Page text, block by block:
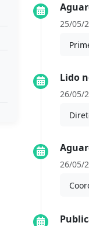
25/05/
Lido
26/05/
26/05/